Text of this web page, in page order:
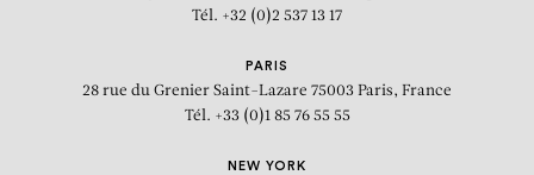
Tél. +32 (0)2 537 13 17
PARIS
28 rue du Grenier Saint-Lazare 75003 Paris, France
Tél. +33 (0)1 85 76 55 55
NEW YORK